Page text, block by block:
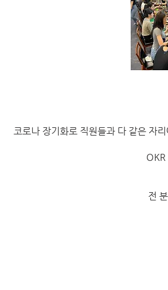
코로나 장기화로 직원들과 다 같은 자
전